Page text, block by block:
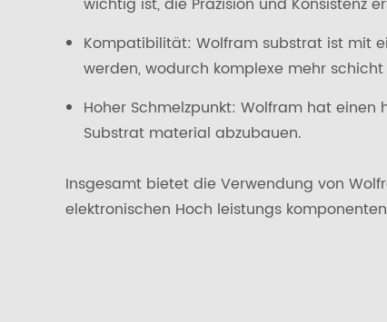
Kompatibilität: Wolfram substrat ist mit
werden, wodurch komplexe mehr
Hoher Schmelzpunkt: Wolfram hat
Substrat material abzubauen.
Insgesamt bietet die Verwendung von
elektronischen Hoch leistungs